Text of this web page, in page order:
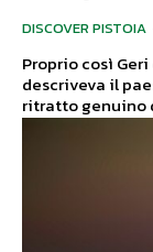
DISCOVER PISTOIA
Proprio così
descriveva il
ritratto genuino